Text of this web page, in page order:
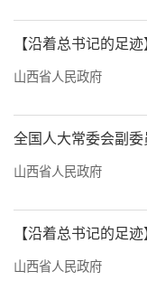
形成浪潮。晋
艳波返乡回来
肉丸子面；运城
蔬果配送网，农
打破传统城
补、发展互促
共同富裕的关
金、技术以及先
【沿着总书记的足
山西省人民政府
全国人大常委会副
山西省人民政府
【沿着总书记的足
山西省人民政府